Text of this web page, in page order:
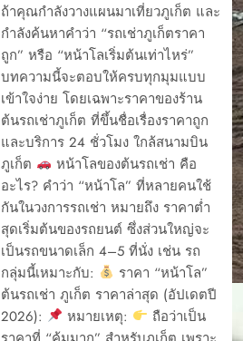
ถ้าคุณกำลังวางแผนมาเที่ยวภูเก็ต และ
กำลังค้นหาคำว่า “รถเช่าภูเก็ตราคา
ถูก” หรือ “หน้าโลเริ่มต้นเท่าไหร่”
บทความนี้จะตอบให้ครบทุกมุมแบบ
เข้าใจง่าย โดยเฉพาะราคาของร้าน
ต้นรถเช่าภูเก็ต ที่ขึ้นชื่อเรื่องราคาถูก
และบริการ 24 ชั่วโมง ใกล้สนามบิน
ภูเก็ต
หน้าโลของต้นรถเช่า คือ
อะไร? คำว่า “หน้าโล” ที่หลายคนใช้
กันในวงการรถเช่า หมายถึง ราคาต่ำ
สุดเริ่มต้นของรถยนต์ ซึ่งส่วนใหญ่จะ
เป็นรถขนาดเล็ก 4–5 ที่นั่ง เช่น รถ
กลุ่มนี้เหมาะกับ:
ราคา “หน้าโล”
ต้นรถเช่า ภูเก็ต ราคาล่าสุด (อัปเดตปี
2026):
หมายเหตุ:
ถือว่าเป็น